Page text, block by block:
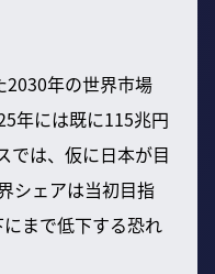
2030年の世界市場
年には既に115兆円
では、仮に日本が目
シェアは当初目指
まで低下する恐れ